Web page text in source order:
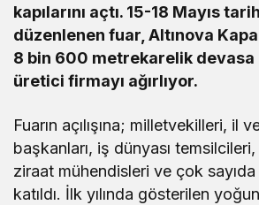
kapılarını açtı. 15-18 Mayıs
düzenlenen fuar, Altınova
8 bin 600 metrekarelik devasa
üretici firmayı ağırlıyor.
Fuarın açılışına; milletvekilleri, il
başkanları, iş dünyası
ziraat mühendisleri ve çok
katıldı. İlk yılında gösterilen yoğun